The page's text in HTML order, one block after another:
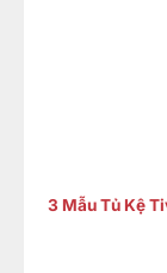
3 Mẫu Tủ Kệ